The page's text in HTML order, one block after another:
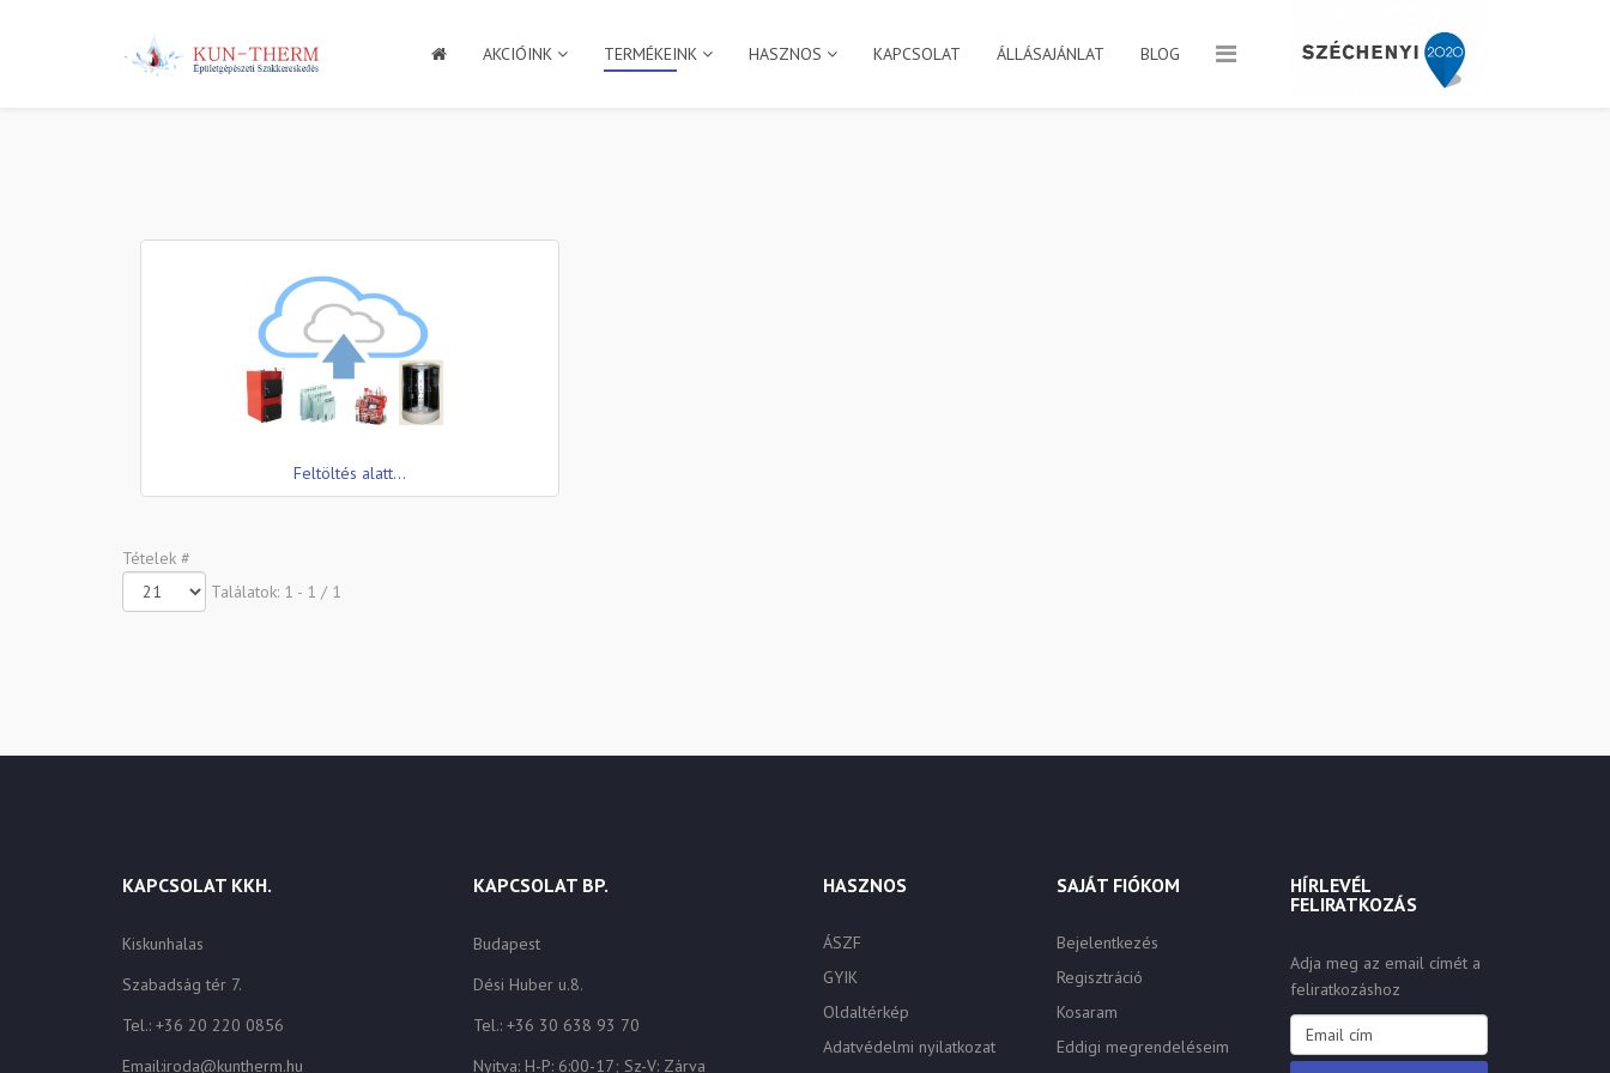
AKCIÓINK TERMÉKEINK HASZNOS KAPCSOLAT ÁLLÁSAJÁNLAT BLOG
Feltöltés alatt...
Tételek #
Találatok: 1 - 1 / 1
KAPCSOLAT KKH.
Kiskunhalas
Szabadság tér 7.
Tel.: +36 20 220 0856
Email:iroda@kuntherm.hu
KAPCSOLAT BP.
Budapest
Dési Huber u.8.
Tel.: +36 30 638 93 70
Nyitva: H-P: 6:00-17; Sz-V: Zárva
HASZNOS
ÁSZF
GYIK
Oldaltérkép
Adatvédelmi nyilatkozat
SAJÁT FIÓKOM
Bejelentkezés
Regisztráció
Kosaram
Eddigi megrendeléseim
HÍRLEVÉL
FELIRATKOZÁS
Adja meg az email címét a
feliratkozáshoz